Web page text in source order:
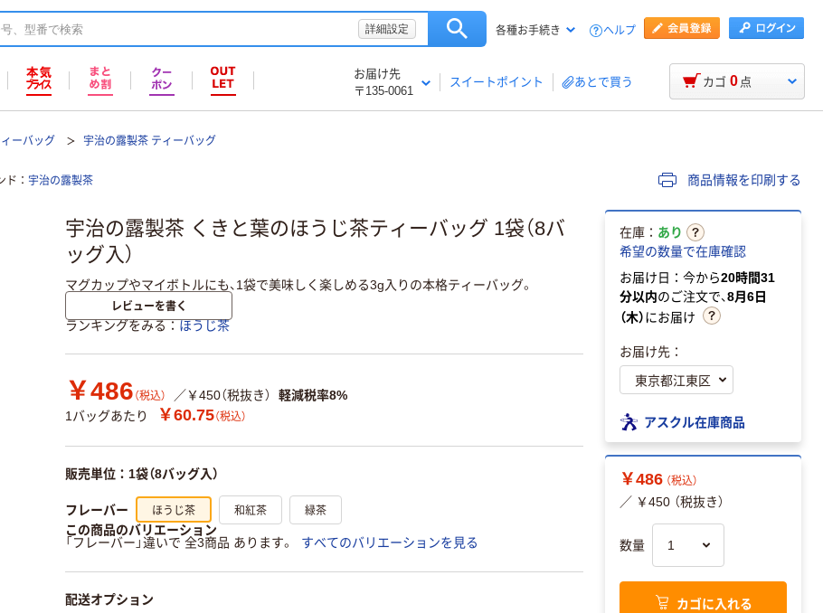
詳細設定 各種お手続き ヘルプ
お届け先
〒135-0061
スイートポイント あとで買う カゴ 0 点
ーバッグ 宇治の露製茶 ティーバッグ
ド 宇治の露製茶 商品情報を印刷する
宇治の露製茶 くきと葉のほうじ茶ティーバッグ 1袋（8バ
ッグ入）
マグカップやマイボトルにも、1袋で美味しく楽しめる3g入りの本格ティーバッグ。
レビューを書く
ランキングをみる ほうじ茶
￥486 （税込） ／￥450（税抜き）
軽減税率8%
1バッグあたり
￥60.75（税込）
販売単位：1袋（8バッグ入）
フレーバー ほうじ茶 和紅茶 緑茶
この商品のバリエーション
「フレーバー」違いで 全3商品 あります。
すべてのバリエーションを見る
配送オプション
在庫： あり
希望の数量で在庫確認
お届け日：今から20時間31
分以内のご注文で、8月6日
（木）にお届け
お届け先：
アスクル在庫商品
￥486 （税込）
／ ￥450 （税抜き）
数量
カゴに入れる